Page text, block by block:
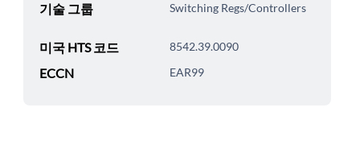
기술 그룹 Switching Regs/Controllers
미국 HTS 코드 8542.39.0090
ECCN EAR99